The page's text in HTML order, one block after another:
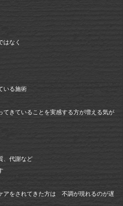
はなく
いる施術
きていることを実感する方が増える気が
代謝など
をされてきた方は 不調が現れるのが遅